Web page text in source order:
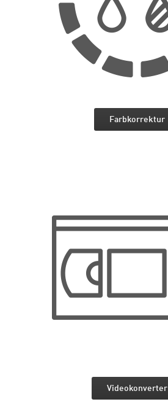
Farbkorrektur
Videokonverter